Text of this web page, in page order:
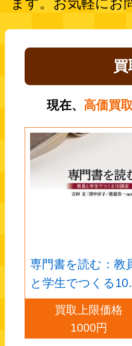
ます。お気軽にお
現在、 高価買
専門書を読む：教
と学生でつくる10
座
買取上限価格
1000円